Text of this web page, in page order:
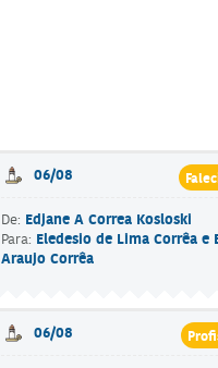
06/08
De: Edjane A Correa Kosloski
Para: Eledesio de Lima Corrêa e
Araujo Corrêa
06/08